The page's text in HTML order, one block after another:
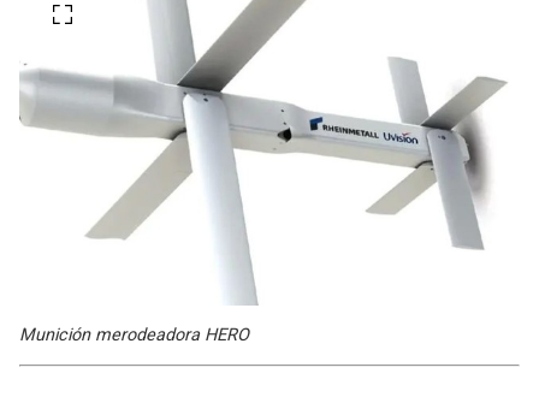
Munición merodeadora HERO